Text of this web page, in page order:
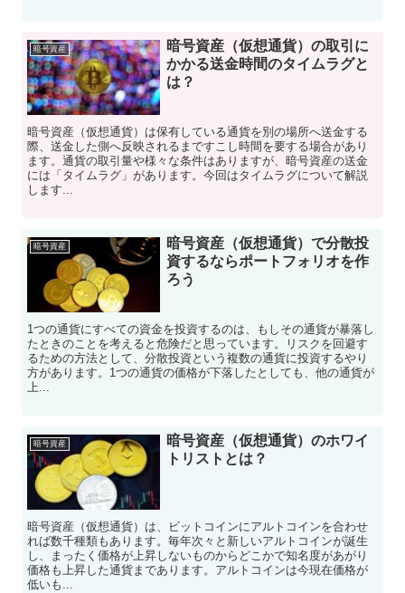
暗号資産
暗号資産（仮想通貨）の取引に
かかる送金時間のタイムラグと
は？
暗号資産（仮想通貨）は保有している通貨を別の場所へ送金する
際、送金した側へ反映されるまですこし時間を要する場合があり
ます。通貨の取引量や様々な条件はありますが、暗号資産の送金
には「タイムラグ」があります。今回はタイムラグについて解説
します...
暗号資産
暗号資産（仮想通貨）で分散投
資するならポートフォリオを作
ろう
1つの通貨にすべての資金を投資するのは、もしその通貨が暴落し
たときのことを考えると危険だと思っています。リスクを回避す
るための方法として、分散投資という複数の通貨に投資するやり
方があります。1つの通貨の価格が下落したとしても、他の通貨が
上...
暗号資産
暗号資産（仮想通貨）のホワイ
トリストとは？
暗号資産（仮想通貨）は、ビットコインにアルトコインを合わせ
れば数千種類もあります。毎年次々と新しいアルトコインが誕生
し、まったく価格が上昇しないものからどこかで知名度があがり
価格も上昇した通貨まであります。アルトコインは今現在価格が
低いも...